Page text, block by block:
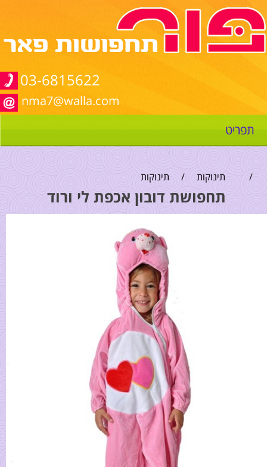
03-6815622
nma7@walla.com
תפריט
/ תינוקות / תינוקות
תחפושת דובון אכפת לי ורוד